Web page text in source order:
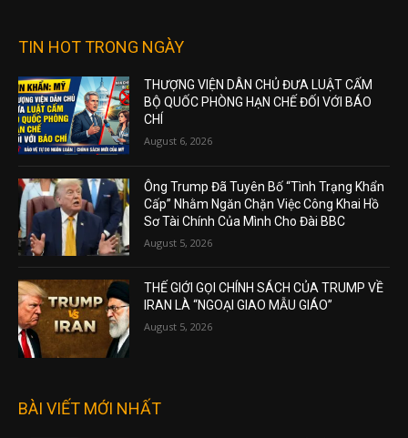
TIN HOT TRONG NGÀY
THƯỢNG VIỆN DÂN CHỦ ĐƯA LUẬT CẤM
BỘ QUỐC PHÒNG HẠN CHẾ ĐỐI VỚI BÁO
CHÍ
August 6, 2026
Ông Trump Đã Tuyên Bố “Tình Trạng Khẩn
Cấp” Nhằm Ngăn Chặn Việc Công Khai Hồ
Sơ Tài Chính Của Mình Cho Đài BBC
August 5, 2026
THẾ GIỚI GỌI CHÍNH SÁCH CỦA TRUMP VỀ
IRAN LÀ “NGOẠI GIAO MẪU GIÁO”
August 5, 2026
BÀI VIẾT MỚI NHẤT